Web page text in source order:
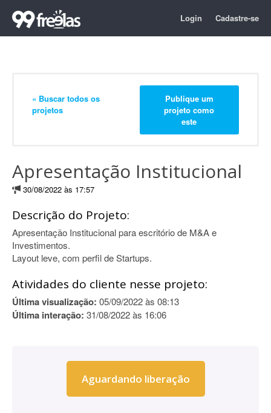
Login Cadastre-se
« Buscar todos os
projetos
Publique um
projeto como
este
Apresentação Institucional
30/08/2022 às 17:57
Descrição do Projeto:
Apresentação Institucional para escritório de M&A e
Investimentos.
Layout leve, com perfil de Startups.
Atividades do cliente nesse projeto:
Última visualização: 05/09/2022 às 08:13
Última interação: 31/08/2022 às 16:06
Aguardando liberação